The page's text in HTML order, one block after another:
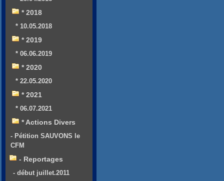
* 2018
* 10.05.2018
* 2019
* 06.06.2019
* 2020
* 22.05.2020
* 2021
* 06.07.2021
* Actions Divers
- Pétition SAUVONS le
CFM
- Reportages
- début juillet.2011